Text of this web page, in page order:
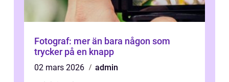
Fotograf: mer än bara någon som
trycker på en knapp
02 mars 2026
admin